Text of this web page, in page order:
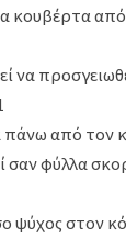
κουβέρτα
να
πάνω από τον
σαν φύλλα
ψύχος στον